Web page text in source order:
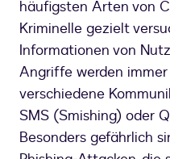
häufigsten Arten von
Kriminelle gezielt
Informationen von
Angriffe werden
verschiedene
SMS (Smishing) oder
Besonders gefährlich